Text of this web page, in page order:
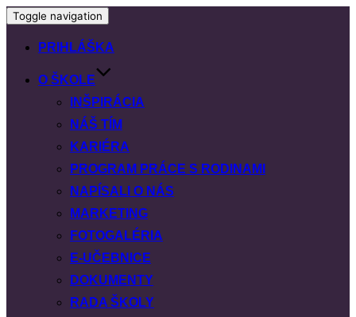
Toggle navigation
PRIHLÁŠKA
O ŠKOLE
INŠPIRÁCIA
NÁŠ TÍM
KARIÉRA
PROGRAM PRÁCE S RODINAMI
NAPÍSALI O NÁS
MARKETING
FOTOGALÉRIA
E-UČEBNICE
DOKUMENTY
RADA ŠKOLY